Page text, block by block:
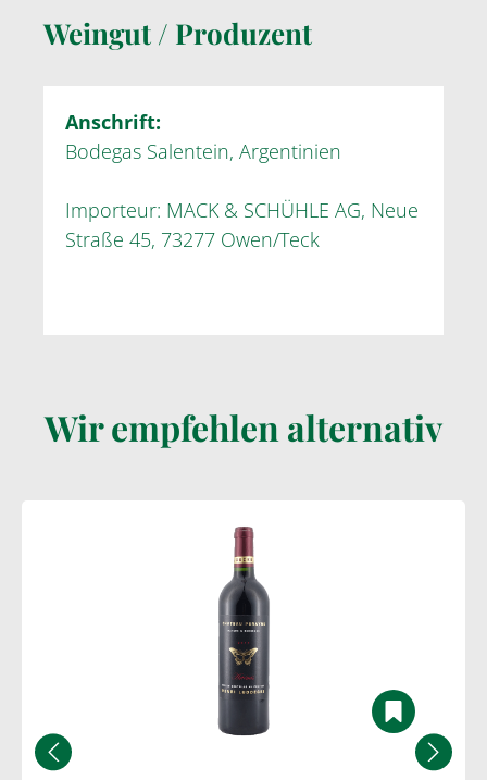
Weingut / Produzent
Anschrift:
Bodegas Salentein, Argentinien
Importeur: MACK & SCHÜHLE AG, Neue
Straße 45, 73277 Owen/Teck
Wir empfehlen alternativ